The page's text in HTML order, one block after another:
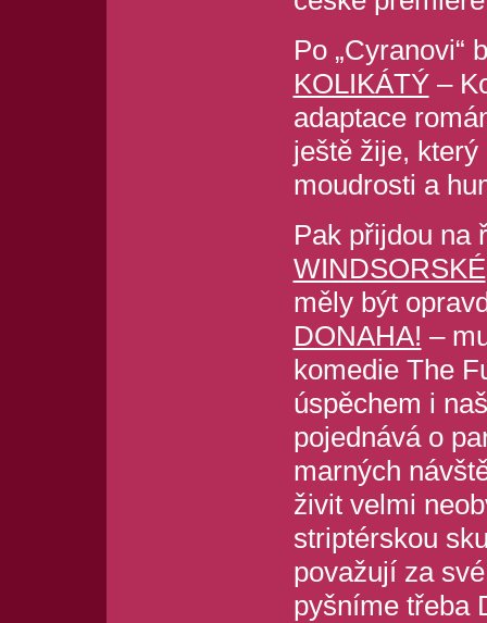
Po „Cyranovi“
KOLIKÁTÝ–
adaptace
ještě žije,
moudrosti a
Pak přijdou na
WINDSORSKÉ
měly být
DONAHA! –
komedie The
úspěchem i
pojednává o
marných
živit velmi
striptérskou
považují za
pyšníme třeba